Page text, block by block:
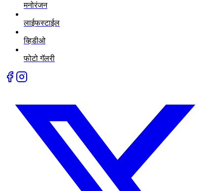
मनोरंजन
लाईफस्टाईल
व्हिडीओ
फोटो गॅलरी